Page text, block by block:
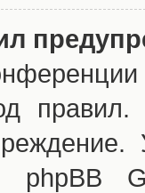
phpBB